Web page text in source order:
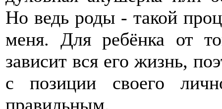
Но ведь роды - такой
меня. Для ребёнка от
зависит вся его жизнь,
с позиции своего
правильным.